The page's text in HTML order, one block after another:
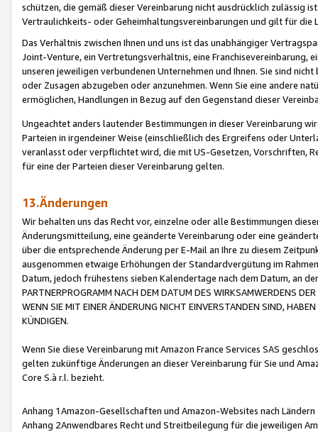
schützen, die gemäß dieser Vereinbarung nicht ausdrücklich zulässig
Vertraulichkeits- oder Geheimhaltungsvereinbarungen und gilt für die
Das Verhältnis zwischen Ihnen und uns ist das unabhängiger
Joint-Venture, ein Vertretungsverhältnis, eine Franchisevereinbarung,
unseren jeweiligen verbundenen Unternehmen und Ihnen. Sie sind
oder Zusagen abzugeben oder anzunehmen. Wenn Sie eine andere
ermöglichen, Handlungen in Bezug auf den Gegenstand dieser
Ungeachtet anders lautender Bestimmungen in dieser Vereinbarung
Parteien in irgendeiner Weise (einschließlich des Ergreifens oder
veranlasst oder verpflichtet wird, die mit US-Gesetzen, Vorschriften,
für eine der Parteien dieser Vereinbarung gelten.
13.Änderungen
Wir behalten uns das Recht vor, einzelne oder alle Bestimmungen
Änderungsmitteilung, eine geänderte Vereinbarung oder eine
über die entsprechende Änderung per E-Mail an Ihre zu diesem
ausgenommen etwaige Erhöhungen der Standardvergütung im
Datum, jedoch frühestens sieben Kalendertage nach dem Datum, an
PARTNERPROGRAMM NACH DEM DATUM DES WIRKSAMWERDENS
WENN SIE MIT EINER ÄNDERUNG NICHT EINVERSTANDEN SIND,
KÜNDIGEN.
Wenn Sie diese Vereinbarung mit Amazon France Services SAS
gelten zukünftige Änderungen an dieser Vereinbarung für Sie und
Core S.à r.l. bezieht.
Anhang 1Amazon-Gesellschaften und Amazon-Websites nach Ländern
Anhang 2Anwendbares Recht und Streitbeilegung für die jeweiligen